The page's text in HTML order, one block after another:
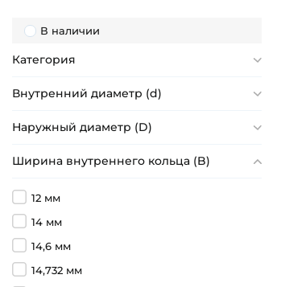
В наличии
Категория
Внутренний диаметр (d)
Наружный диаметр (D)
Ширина внутреннего кольца (B)
12 мм
14 мм
14,6 мм
14,732 мм